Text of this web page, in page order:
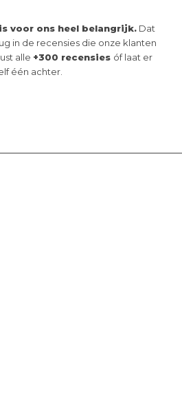
voor ons heel belangrijk. Dat
in de recensies die onze klanten
alle +300 recensies óf laat er
één achter.